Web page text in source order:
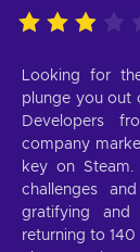
Looking for
plunge you out
Developers
company
key on
challenges
gratifying and
returning to